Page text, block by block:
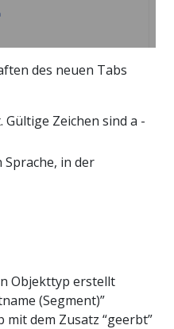
des neuen Tabs
Zeichen sind a -
in der
Objekttyp erstellt
(Segment)”
dem Zusatz “geerbt”